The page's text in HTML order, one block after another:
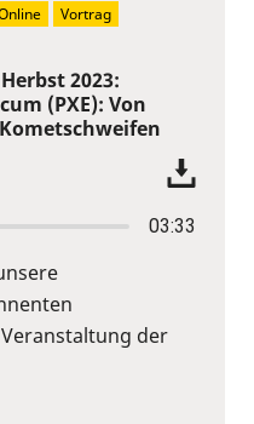
2023:
(PXE): Von
03:33
der
Vortrag